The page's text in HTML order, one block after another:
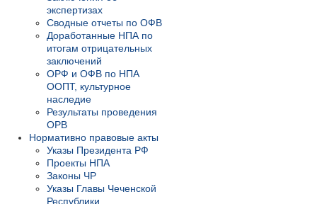
экспертизах
Сводные отчеты по ОФВ
Доработанные НПА по
итогам отрицательных
заключений
ОРФ и ОФВ по НПА
ООПТ, культурное
наследие
Результаты проведения
ОРВ
Нормативно правовые акты
Указы Президента РФ
Проекты НПА
Законы ЧР
Указы Главы Чеченской
Республики